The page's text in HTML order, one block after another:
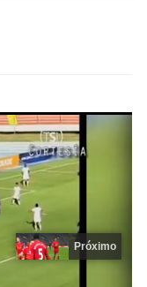
Próximo